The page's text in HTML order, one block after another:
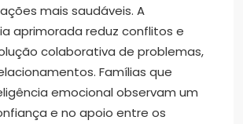
mais saudáveis. A
aprimorada reduz conflitos e
colaborativa de problemas,
Famílias que
emocional observam um
e no apoio entre os